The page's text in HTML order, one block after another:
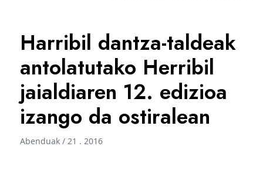
Harribil dantza-taldeak
antolatutako Herribil
jaialdiaren 12. edizioa
izango da ostiralean
Abenduak / 21 . 2016